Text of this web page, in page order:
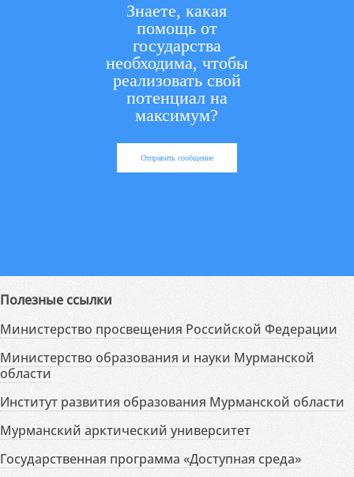
Знаете, какая
помощь от
государства
необходима, чтобы
реализовать свой
потенциал на
максимум?
Отправить сообщение
Полезные ссылки
Министерство просвещения Российской Федерации
Министерство образования и науки Мурманской
области
Институт развития образования Мурманской области
Мурманский арктический университет
Государственная программа «Доступная среда»